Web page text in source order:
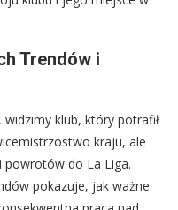
Trendów i
klub, który potrafił
kraju, ale
powrotów do La Liga.
pokazuje, jak ważne